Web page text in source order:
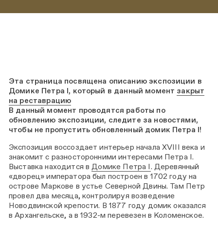
Эта страница посвящена описанию экспозиции в
Домике Петра I, который в данный момент закрыт
на реставрацию
В данный момент проводятся работы по
обновлению экспозиции, следите за новостями,
чтобы не пропустить обновленный домик Петра I!
Экспозиция воссоздает интерьер начала XVIII века и
знакомит с разносторонними интересами Петра I.
Выставка находится в Домике Петра I. Деревянный
«дворец» императора был построен в 1702 году на
острове Маркове в устье Северной Двины. Там Петр
провел два месяца, контролируя возведение
Новодвинской крепости. В 1877 году домик оказался
в Архангельске, а в 1932-м перевезен в Коломенское.